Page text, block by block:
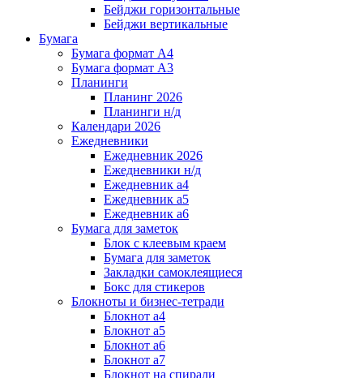
Бейджи горизонтальные
Бейджи вертикальные
Бумага
Бумага формат А4
Бумага формат А3
Планинги
Планинг 2026
Планинги н/д
Календари 2026
Ежедневники
Ежедневник 2026
Ежедневники н/д
Ежедневник а4
Ежедневник а5
Ежедневник а6
Бумага для заметок
Блок с клеевым краем
Бумага для заметок
Закладки самоклеящиеся
Бокс для стикеров
Блокноты и бизнес-тетради
Блокнот а4
Блокнот а5
Блокнот а6
Блокнот а7
Блокнот на спирали